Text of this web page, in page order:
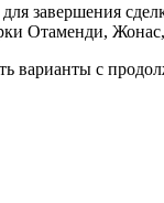
завершения
Отаменди,
варианты с